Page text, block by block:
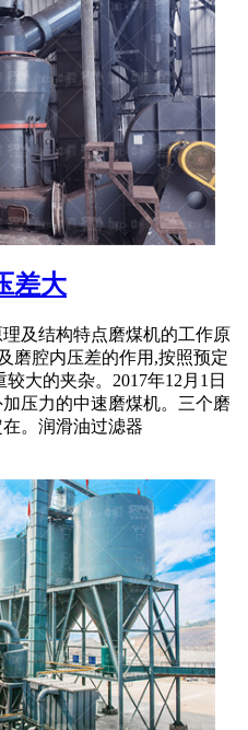
差大
及结构特点磨煤机的工作原
磨腔内压差的作用,按照预定
大的夹杂。2017年12月1日
压力的中速磨煤机。三个磨
。润滑油过滤器